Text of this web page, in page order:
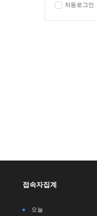
자동로그인
접속자집계
오늘